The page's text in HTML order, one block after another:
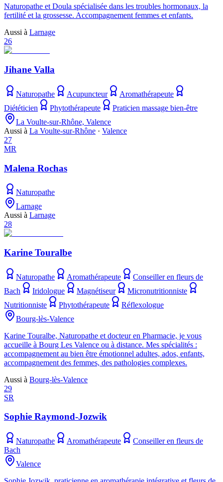
Naturopathe et Doula spécialisée dans les troubles hormonaux, la
fertilité et la grossesse. Accompagnement femmes et enfants.
Aussi à Larnage
26
Jihane Valla
Naturopathe Acupuncteur
Aromathérapeute
Diététicien
Phytothérapeute
Praticien massage bien-être
La Voulte-sur-Rhône, Valence
Aussi à La Voulte-sur-Rhône · Valence
27
MR
Malena Rochas
Naturopathe
Larnage
Aussi à Larnage
28
Karine Touralbe
Naturopathe Aromathérapeute
Conseiller en fleurs de
Bach
Iridologue Magnétiseur
Micronutritionniste
Nutritionniste
Phytothérapeute
Réflexologue
Bourg-lès-Valence
Karine Touralbe, Naturopathe et docteur en Pharmacie, je vous
accueille à Bourg Les Valence ou à distance. Mes spécialités :
accompagnement au bien être émotionnel adultes, ados, enfants,
accompagnement des femmes, des pathologies complexes.
Aussi à Bourg-lès-Valence
29
SR
Sophie Raymond-Jozwik
Naturopathe Aromathérapeute
Conseiller en fleurs de
Bach
Valence